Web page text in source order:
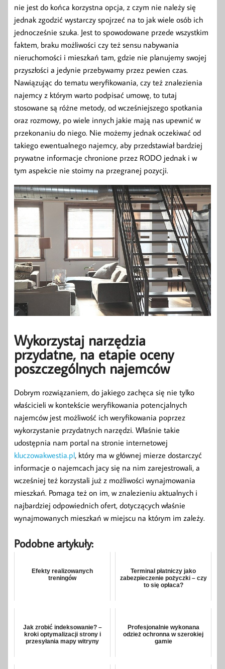
nie jest do końca korzystna opcja, z czym nie należy się
jednak zgodzić wystarczy spojrzeć na to jak wiele osób ich
jednocześnie szuka. Jest to spowodowane przede wszystkim
faktem, braku możliwości czy też sensu nabywania
nieruchomości i mieszkań tam, gdzie nie planujemy swojej
przyszłości a jedynie przebywamy przez pewien czas.
Nawiązując do tematu weryfikowania, czy też znalezienia
najemcy z którym warto podpisać umowę, to tutaj
stosowane są różne metody, od wcześniejszego spotkania
oraz rozmowy, po wiele innych jakie mają nas upewnić w
przekonaniu do niego. Nie możemy jednak oczekiwać od
takiego ewentualnego najemcy, aby przedstawiał bardziej
prywatne informacje chronione przez RODO jednak i w
tym aspekcie nie stoimy na przegranej pozycji.
Wykorzystaj narzędzia
przydatne, na etapie oceny
poszczególnych najemców
Dobrym rozwiązaniem, do jakiego zachęca się nie tylko
właścicieli w kontekście weryfikowania potencjalnych
najemców jest możliwość ich weryfikowania poprzez
wykorzystanie przydatnych narzędzi. Właśnie takie
udostępnia nam portal na stronie internetowej
kluczowakwestia.pl, który ma w głównej mierze dostarczyć
informacje o najemcach jacy się na nim zarejestrowali, a
wcześniej też korzystali już z możliwości wynajmowania
mieszkań. Pomaga też on im, w znalezieniu aktualnych i
najbardziej odpowiednich ofert, dotyczących właśnie
wynajmowanych mieszkań w miejscu na którym im zależy.
Podobne artykuły:
Efekty realizowanych
treningów
Terminal płatniczy jako
zabezpieczenie pożyczki – czy
to się opłaca?
Jak zrobić indeksowanie? –
kroki optymalizacji strony i
przesyłania mapy witryny
Profesjonalnie wykonana
odzież ochronna w szerokiej
gamie